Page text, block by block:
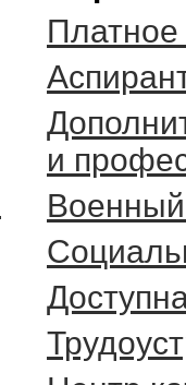
Платное
и